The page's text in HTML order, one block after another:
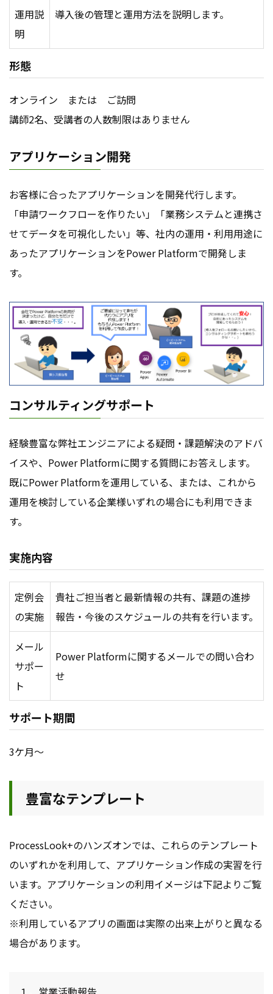
運用説
明
導入後の管理と運用方法を説明します。
形態
オンライン または ご訪問
講師2名、受講者の人数制限はありません
アプリケーション開発
お客様に合ったアプリケーションを開発代行します。
「申請ワークフローを作りたい」「業務システムと連携さ
せてデータを可視化したい」等、社内の運用・利用用途に
あったアプリケーションをPower Platformで開発しま
す。
コンサルティングサポート
経験豊富な弊社エンジニアによる疑問・課題解決のアドバ
イスや、Power Platformに関する質問にお答えします。
既にPower Platformを運用している、または、これから
運用を検討している企業様いずれの場合にも利用できま
す。
実施内容
定例会
の実施
貴社ご担当者と最新情報の共有、課題の進捗
報告・今後のスケジュールの共有を行います。
メール
サポー
ト
Power Platformに関するメールでの問い合わ
せ
サポート期間
3ケ月～
豊富なテンプレート
ProcessLook+のハンズオンでは、これらのテンプレート
のいずれかを利用して、アプリケーション作成の実習を行
います。アプリケーションの利用イメージは下記よりご覧
ください。
※利用しているアプリの画面は実際の出来上がりと異なる
場合があります。